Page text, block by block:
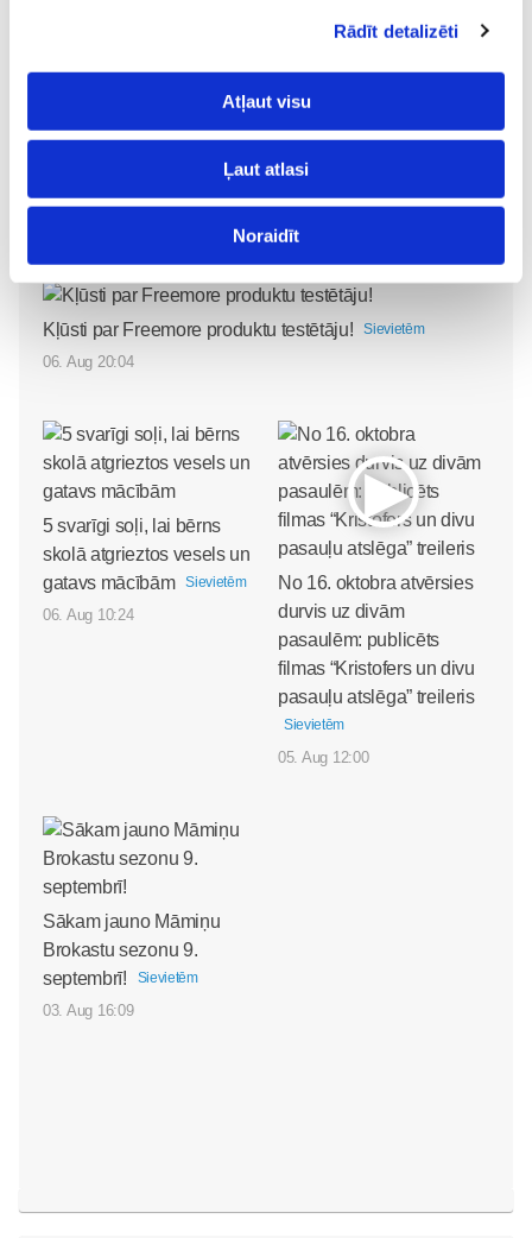
Rādīt detalizēti
Atļaut visu
Ļaut atlasi
Noraidīt
Aprīkojumu jaunajai ēkai palīdzējis iegādāties arī ziedotāju
atbalsts.
Kļūsti par Freemore produktu testētāju! Sievietēm
06. Aug 20:04
5 svarīgi soļi, lai bērns
skolā atgrieztos vesels un
gatavs mācībām
Sievietēm
06. Aug 10:24
No 16. oktobra atvērsies
durvis uz divām
pasaulēm: publicēts
filmas “Kristofers un divu
pasauļu atslēga” treileris
Sievietēm
05. Aug 12:00
Sākam jauno Māmiņu
Brokastu sezonu 9.
septembrī!
Sievietēm
03. Aug 16:09